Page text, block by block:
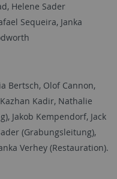
Helene Sader
Sequeira, Janka
Bertsch, Olof Cannon,
Kadir, Nathalie
Jakob Kempendorf, Jack
(Grabungsleitung),
Verhey (Restauration).